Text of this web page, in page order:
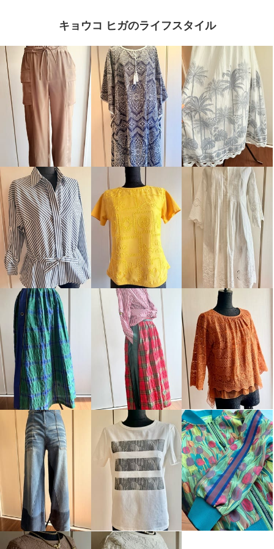
キョウコ ヒガのライフスタイル